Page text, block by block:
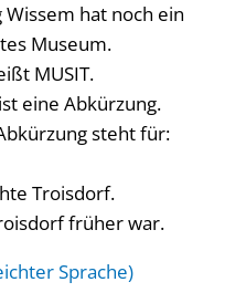
Wissem hat noch ein
Museum.
MUSIT.
eine Abkürzung.
steht für:
Troisdorf.
früher war.
Sprache)